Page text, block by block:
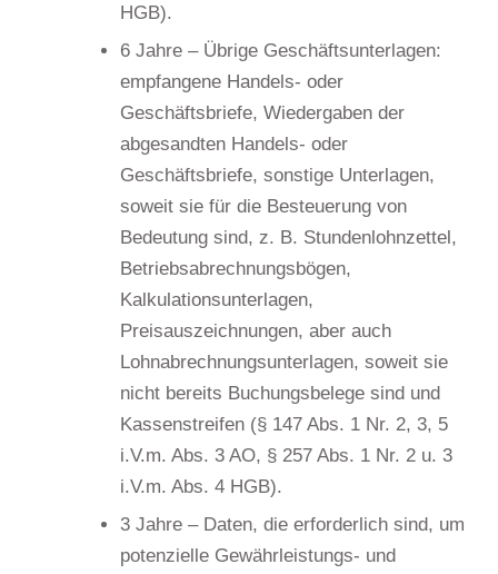
HGB).
6 Jahre – Übrige Geschäftsunterlagen:
empfangene Handels- oder
Geschäftsbriefe, Wiedergaben der
abgesandten Handels- oder
Geschäftsbriefe, sonstige Unterlagen,
soweit sie für die Besteuerung von
Bedeutung sind, z. B. Stundenlohnzettel,
Betriebsabrechnungsbögen,
Kalkulationsunterlagen,
Preisauszeichnungen, aber auch
Lohnabrechnungsunterlagen, soweit sie
nicht bereits Buchungsbelege sind und
Kassenstreifen (§ 147 Abs. 1 Nr. 2, 3, 5
i.V.m. Abs. 3 AO, § 257 Abs. 1 Nr. 2 u. 3
i.V.m. Abs. 4 HGB).
3 Jahre – Daten, die erforderlich sind, um
potenzielle Gewährleistungs- und